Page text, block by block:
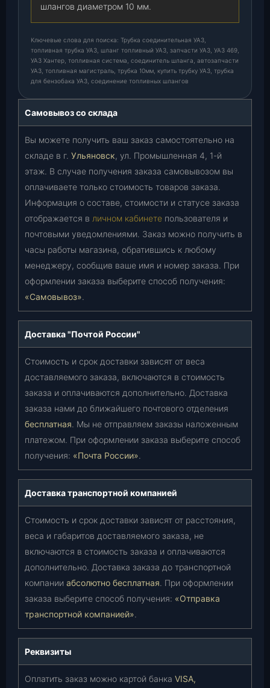
шлангов диаметром 10 мм.
Ключевые слова для поиска: Трубка соединительная УАЗ,
топливная трубка УАЗ, шланг топливный УАЗ, запчасти УАЗ, УАЗ 469,
УАЗ Хантер, топливная система, соединитель шланга, автозапчасти
УАЗ, топливная магистраль, трубка 10мм, купить трубку УАЗ, трубка
для бензобака УАЗ, соединение топливных шлангов
Самовывоз со склада
Вы можете получить ваш заказ самостоятельно на
складе в г. Ульяновск, ул. Промышленная 4, 1-й
этаж. В случае получения заказа самовывозом вы
оплачиваете только стоимость товаров заказа.
Информация о составе, стоимости и статусе заказа
отображается в личном кабинете пользователя и
почтовыми уведомлениями. Заказ можно получить в
часы работы магазина, обратившись к любому
менеджеру, сообщив ваше имя и номер заказа. При
оформлении заказа выберите способ получения:
«Самовывоз».
Доставка "Почтой России"
Стоимость и срок доставки зависят от веса
доставляемого заказа, включаются в стоимость
заказа и оплачиваются дополнительно. Доставка
заказа нами до ближайшего почтового отделения
бесплатная. Мы не отправляем заказы наложенным
платежом. При оформлении заказа выберите способ
получения: «Почта России».
Доставка транспортной компанией
Стоимость и срок доставки зависят от расстояния,
веса и габаритов доставляемого заказа, не
включаются в стоимость заказа и оплачиваются
дополнительно. Доставка заказа до транспортной
компании абсолютно бесплатная. При оформлении
заказа выберите способ получения: «Отправка
транспортной компанией».
Реквизиты
Оплатить заказ можно картой банка VISA,